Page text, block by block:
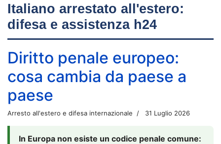
Italiano arrestato all'estero:
difesa e assistenza h24
Diritto penale europeo:
cosa cambia da paese a
paese
Arresto all'estero e difesa internazionale 31 Luglio 2026
In Europa non esiste un codice penale comune: